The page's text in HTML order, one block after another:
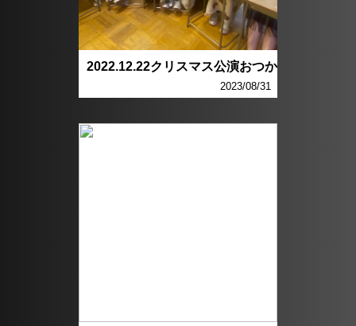
2022.12.22クリスマス公演おつか
2023/08/31